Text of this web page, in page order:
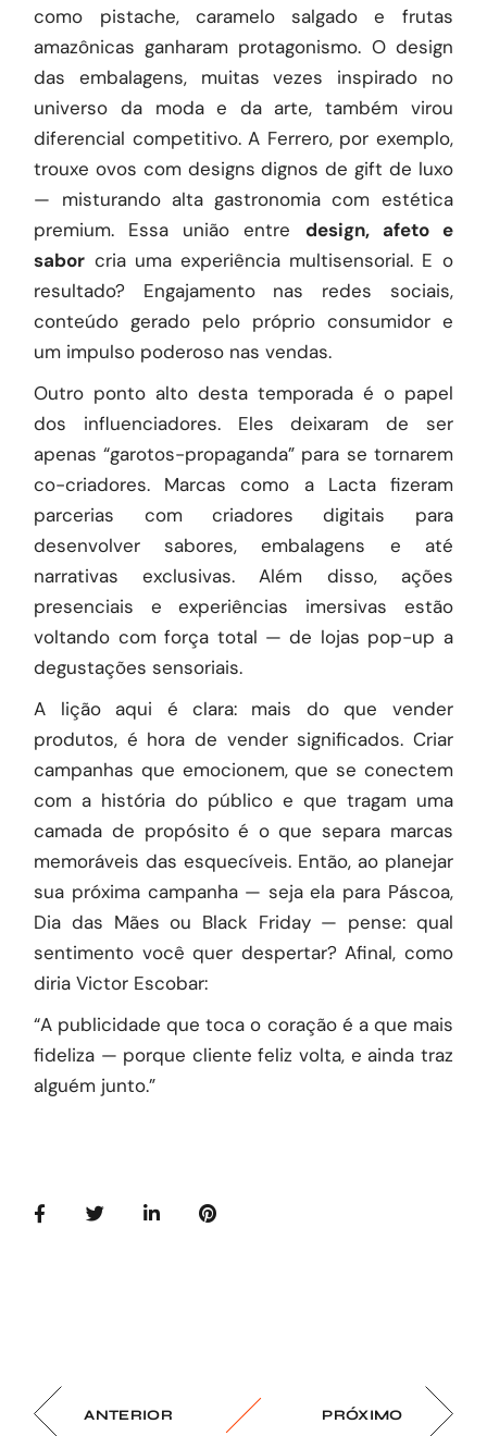
como pistache, caramelo salgado e frutas
amazônicas ganharam protagonismo. O design
das embalagens, muitas vezes inspirado no
universo da moda e da arte, também virou
diferencial competitivo. A Ferrero, por exemplo,
trouxe ovos com designs dignos de gift de luxo
— misturando alta gastronomia com estética
premium. Essa união entre design, afeto e
sabor cria uma experiência multisensorial. E o
resultado? Engajamento nas redes sociais,
conteúdo gerado pelo próprio consumidor e
um impulso poderoso nas vendas.
Outro ponto alto desta temporada é o papel
dos influenciadores. Eles deixaram de ser
apenas “garotos-propaganda” para se tornarem
co-criadores. Marcas como a Lacta fizeram
parcerias com criadores digitais para
desenvolver sabores, embalagens e até
narrativas exclusivas. Além disso, ações
presenciais e experiências imersivas estão
voltando com força total — de lojas pop-up a
degustações sensoriais.
A lição aqui é clara: mais do que vender
produtos, é hora de vender significados. Criar
campanhas que emocionem, que se conectem
com a história do público e que tragam uma
camada de propósito é o que separa marcas
memoráveis das esquecíveis. Então, ao planejar
sua próxima campanha — seja ela para Páscoa,
Dia das Mães ou Black Friday — pense: qual
sentimento você quer despertar? Afinal, como
diria Victor Escobar:
“A publicidade que toca o coração é a que mais
fideliza — porque cliente feliz volta, e ainda traz
alguém junto.”
ANTERIOR PRÓXIMO